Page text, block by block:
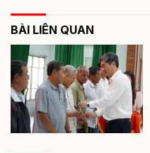
BÀI LIÊN QUAN